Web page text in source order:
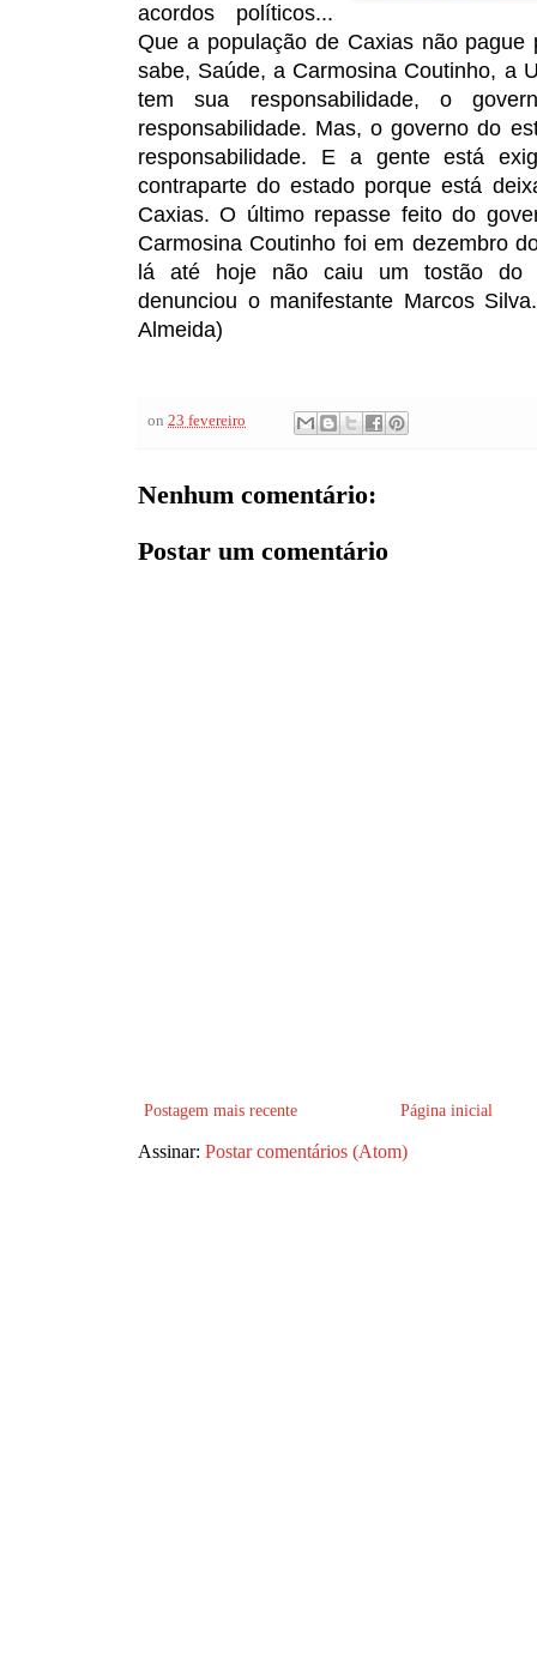
acordos políticos...
Que a população de Caxias não
sabe, Saúde, a Carmosina Coutinho, a
tem sua responsabilidade, o
responsabilidade. Mas, o governo do
responsabilidade. E a gente está
contraparte do estado porque está
Caxias. O último repasse feito do
Carmosina Coutinho foi em dezembro
lá até hoje não caiu um tostão do
denunciou o manifestante Marcos
Almeida)
on 23 fevereiro
Nenhum comentário:
Postar um comentário
Postagem mais recente Página inicial
Assinar: Postar comentários (Atom)